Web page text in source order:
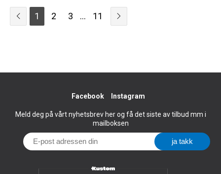
1 2 3 ... 11
Facebook Instagram
Meld deg på vårt nyhetsbrev her og få det siste av tilbud mm i
mailboksen